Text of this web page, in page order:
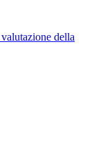
della